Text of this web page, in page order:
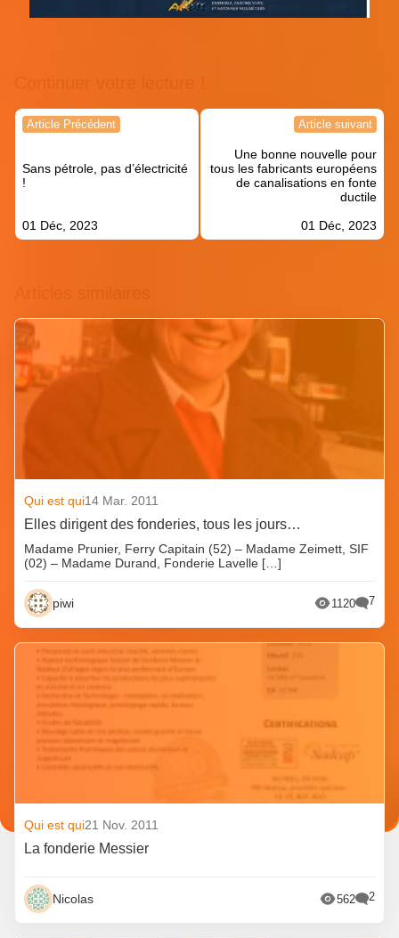
Navigation
l’article
Article Précédent
Sans pétrole, pas d’électricité
!
01 Déc, 2023
Article suivant
Une bonne nouvelle pour
tous les fabricants européens
de canalisations en fonte
ductile
01 Déc, 2023
Qui est qui14 Mar. 2011
Elles dirigent des fonderies, tous les jours…
Madame Prunier, Ferry Capitain (52) – Madame Zeimett, SIF
(02) – Madame Durand, Fonderie Lavelle […]
piwi 1120 7
Qui est qui21 Nov. 2011
La fonderie Messier
Nicolas 562 2